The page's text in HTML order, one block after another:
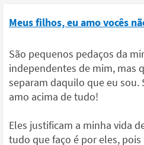
Meus filhos, eu amo vocês
São pequenos pedaços da
independentes de mim, mas
separam daquilo que eu sou.
amo acima de tudo!
Eles justificam a minha vida
tudo que faço é por eles,